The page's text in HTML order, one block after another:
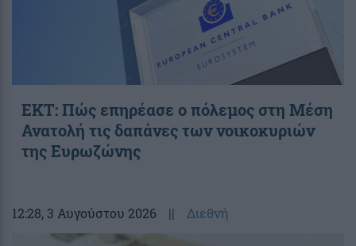
ΕΚΤ: Πώς επηρέασε ο πόλεμος στη Μέση
Ανατολή τις δαπάνες των νοικοκυριών
της Ευρωζώνης
12:28, 3 Αυγούστου 2026 || Διεθνή